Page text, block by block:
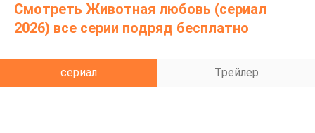
внешние обстоятельства, разъединяющие их, они
пытаются создать пространство для развития
бандитской войны.
Смотреть Животная любовь (сериал
2026) все серии подряд бесплатно
сериал Трейлер